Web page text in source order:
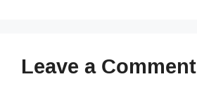
Leave a Comment